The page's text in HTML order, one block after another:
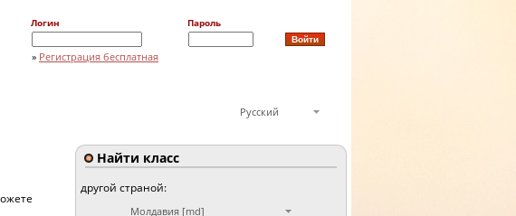
Логин Пароль
» Регистрация бесплатная
Русский
Найти класс
другой страной:
Молдавия [md]